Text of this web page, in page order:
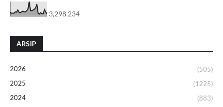
3,298,234
ARSIP
2026
(505)
2025
(1225)
2024
(883)